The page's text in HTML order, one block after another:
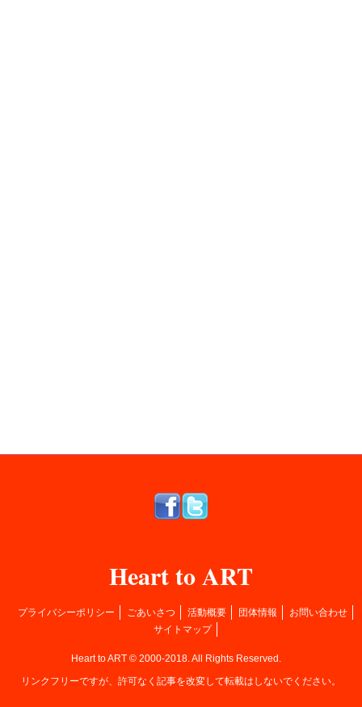
Heart to ART
プライバシーポリシー ごあいさつ 活動概要 団体情報
お問い合わせ
サイトマップ
Heart to ART © 2000-2018. All Rights Reserved.
リンクフリーですが、許可なく記事を改変して転載はしないでください。